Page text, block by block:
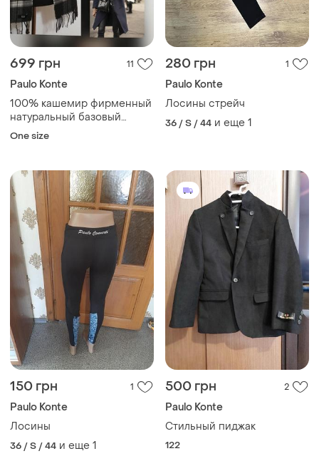
699 грн 11
Paulo Konte
100% кашемир фирменный
натуральный базовый
кашемировый шарф в
One size
280 грн 1
Paulo Konte
Лосины стрейч
36 / S / 44 и еще 1
150 грн 1
Paulo Konte
Лосины
36 / S / 44 и еще 1
500 грн 2
Paulo Konte
Стильный пиджак
122